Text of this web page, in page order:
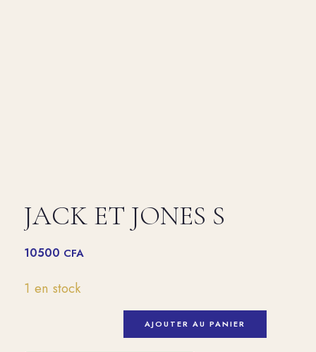
JACK ET JONES S
10500 CFA
1 en stock
AJOUTER AU PANIER